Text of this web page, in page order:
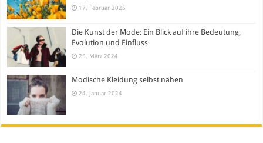
17. Februar 2025
Die Kunst der Mode: Ein Blick auf ihre Bedeutung,
Evolution und Einfluss
25. März 2024
Modische Kleidung selbst nähen
24. Januar 2024